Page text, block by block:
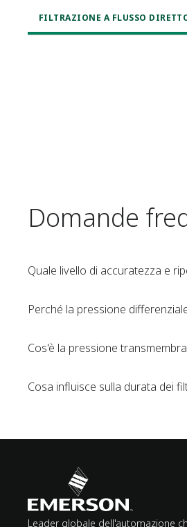
FILTRAZIONE A FLUSSO
Domande
Quale livello di accuratezza e
Perché la pressione
Cos'è la pressione
Cosa influisce sulla durata dei
Leader globale dell'automazione